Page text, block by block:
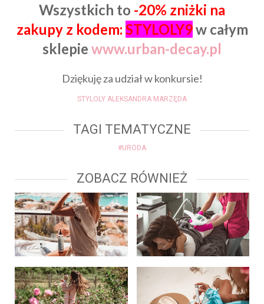
Wszystkich to -20% zniżki na
zakupy z kodem: STYLOLY9w całym
sklepie www.urban-decay.pl
Dziękuję za udział w konkursie!
STYLOLY ALEKSANDRA MARZĘDA
TAGI TEMATYCZNE
#URODA
ZOBACZ RÓWNIEŻ